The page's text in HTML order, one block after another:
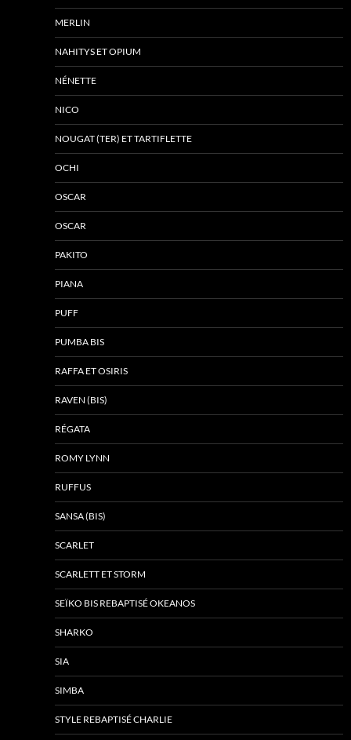
MERLIN
NAHITYS ET OPIUM
NÉNETTE
NICO
NOUGAT (TER) ET TARTIFLETTE
OCHI
OSCAR
OSCAR
PAKITO
PIANA
PUFF
PUMBA BIS
RAFFA ET OSIRIS
RAVEN (BIS)
RÉGATA
ROMY LYNN
RUFFUS
SANSA (BIS)
SCARLET
SCARLETT ET STORM
SEÏKO BIS REBAPTISÉ OKEANOS
SHARKO
SIA
SIMBA
STYLE REBAPTISÉ CHARLIE